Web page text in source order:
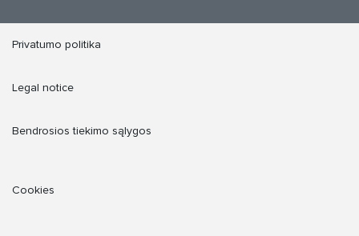
Privatumo politika
Legal notice
Bendrosios tiekimo sąlygos
Cookies